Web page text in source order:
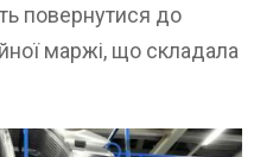
повернутися до
маржі, що складала